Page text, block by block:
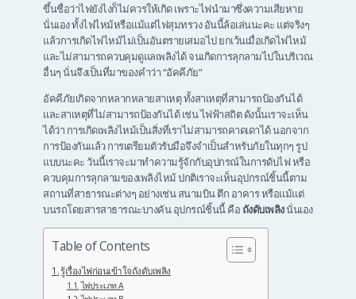
ขึ้นชื่อว่าไฟยังไงก็ไม่ควรให้เกิด เพราะไฟนำมาซึ่งความเสียหาย
นั่นเอง ทั้งไฟไหม้หรือแม้แต่ไฟสุมทรวง อันนี้ล้อเล่นนะคะ แต่จริงๆ
แล้วการเกิดไฟไหม้ไม่เป็นอันตรายเสมอไป ยกเว้นเมื่อเกิดไฟไหม้
และไม่สามารถควบคุมดูแลเพลิงได้ จนเกิดการลุกลามไปในบริเวณ
อื่นๆ นั่นจึงเป็นที่มาของคำว่า “อัคคีภัย”
อัคคีภัยเกิดจากหลากหลายสาเหตุ ทั้งสาเหตุที่สามารถป้องกันได้
และสาเหตุที่ไม่สามารถป้องกันได้ เช่น ไฟฟ้าสถิต ดังนั้นเราจะเห็น
ได้ว่า การเกิดเพลิงไหม้เป็นสิ่งที่เราไม่สามารถคาดเดาได้ นอกจาก
การป้องกันแล้ว การเตรียมตัวรับมือจึงจำเป็นสำหรับภัยในทุกๆ รูป
แบบนะคะ วันนี้เราจะมาทำความรู้จักกับอุปกรณ์ในการดับไฟ หรือ
ควบคุมการลุกลามของเพลิงไหม้ ปกติเราจะเห็นอุปกรณ์ชิ้นนี้ตาม
สถานที่สาธารณะต่างๆ อย่างเช่น สนามบิน ตึก อาคาร หรือแม้แต่
บนรถโดยสารสาธารณะบางคัน อุปกรณ์ชิ้นนี้ คือ ถังดับเพลิงนั่นเอง
Table of Contents
รู้เรื่องไฟก่อนเข้าใจถังดับเพลิง
ไฟประเภท A